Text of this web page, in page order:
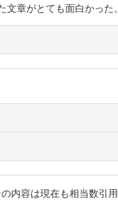
章がとても面白かった
内容は現在も相当数引